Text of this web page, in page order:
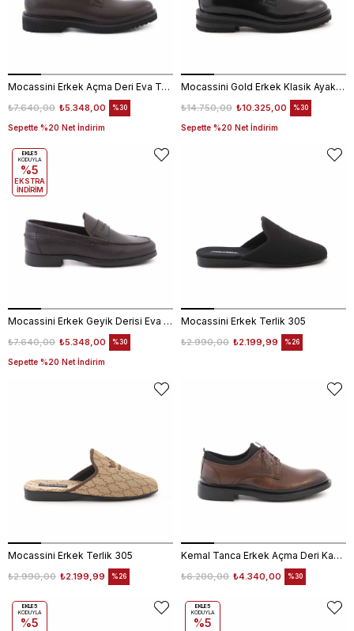
Mocassini Erkek Açma Deri Eva Taban Kahverengi Günlük Ayakkabı
₺5.348,00
₺7.640,00 %30
Sepette %20 Net İndirim
Mocassini Gold Erkek Klasik Ayakkabı 50265​​​​​​​
₺10.325,00
₺14.750,00 %30
Sepette %20 Net İndirim
Mocassini Erkek Geyik Derisi Eva Taban Kahverengi Günlük Ayakkabı
₺5.348,00
₺7.640,00 %30
Sepette %20 Net İndirim
EKLE5
KODUYLA
%5
EKSTRA
İNDİRİM
Mocassini Erkek Terlik 305
₺2.199,99
₺2.990,00 %26
Mocassini Erkek Terlik 305
₺2.199,99
₺2.990,00 %26
Kemal Tanca Erkek Açma Deri Kahverengi Bağcıklı Klasik Ayakkabı Kauçuk Taban 0189
₺4.340,00
₺6.200,00 %30
EKLE5
KODUYLA
%5
EKLE5
KODUYLA
%5